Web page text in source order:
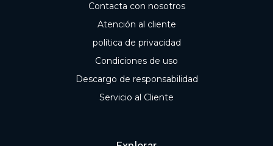
Contacta con nosotros
Atención al cliente
política de privacidad
Condiciones de uso
Descargo de responsabilidad
Servicio al Cliente